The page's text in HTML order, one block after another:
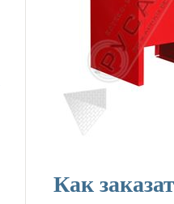
Как